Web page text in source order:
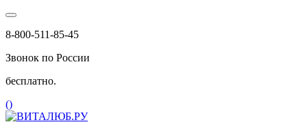
8-800-511-85-45
Звонок по России
бесплатно.
()